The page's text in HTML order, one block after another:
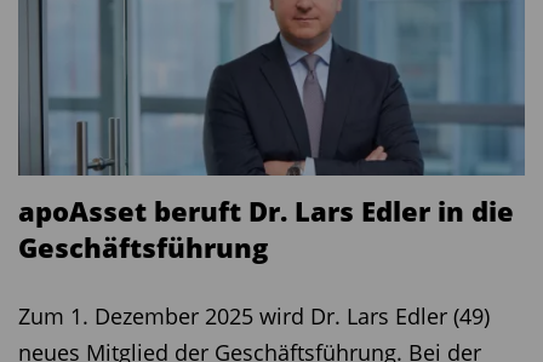
apoAsset beruft Dr. Lars Edler in die
Geschäftsführung
Zum 1. Dezember 2025 wird Dr. Lars Edler (49)
neues Mitglied der Geschäftsführung. Bei der